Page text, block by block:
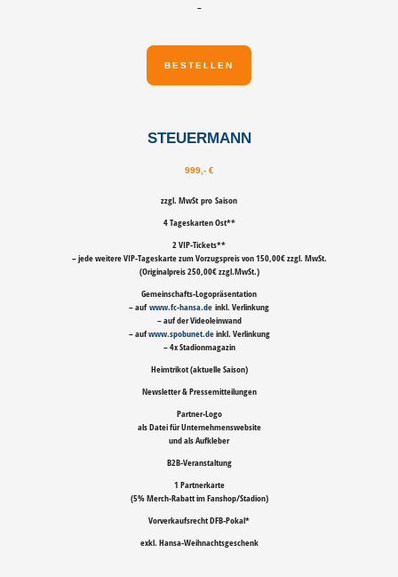
–
BESTELLEN
STEUERMANN
999,- €
zzgl. MwSt pro Saison
4 Tageskarten Ost**
2 VIP-Tickets**
– jede weitere VIP-Tageskarte zum Vorzugspreis von 150,00€ zzgl. MwSt.
(Originalpreis 250,00€ zzgl.MwSt.)
Gemeinschafts-Logopräsentation
– aufwww.fc-hansa.de inkl. Verlinkung
– auf der Videoleinwand
– aufwww.spobunet.deinkl. Verlinkung
– 4x Stadionmagazin
Heimtrikot (aktuelle Saison)
Newsletter & Pressemitteilungen
Partner-Logo
als Datei für Unternehmenswebsite
und als Aufkleber
B2B-Veranstaltung
1 Partnerkarte
(5% Merch-Rabatt im Fanshop/Stadion)
Vorverkaufsrecht DFB-Pokal*
exkl. Hansa-Weihnachtsgeschenk